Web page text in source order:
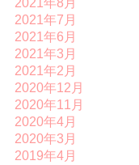
2021年8月
2021年7月
2021年6月
2021年3月
2021年2月
2020年12月
2020年11月
2020年4月
2020年3月
2019年4月